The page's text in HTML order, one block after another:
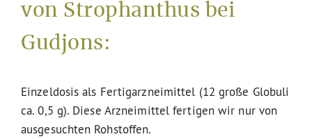
von Strophanthus bei
Gudjons:
Einzeldosis als Fertigarzneimittel (12 große Globuli
ca. 0,5 g). Diese Arzneimittel fertigen wir nur von
ausgesuchten Rohstoffen.